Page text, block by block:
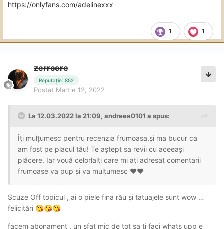
1 1
https://onlyfans.com/adelinexxx
zerrcore
Reputație: 852
Postat Martie 12, 2022
La 12.03.2022 la 21:09, andreea0101 a spus:
Îți mulțumesc pentru recenzia frumoasa,și ma bucur ca
am fost pe placul tău! Te aștept sa revii cu aceeași
plăcere. Iar vouă celorlalți care mi ați adresat comentarii
frumoase va pup și va mulțumesc ❤❤
Scuze Off topicul , ai o piele fina rău și tatuajele sunt wow …
felicitări 😘😘😘
facem abonament , un sfat mic de tot sa ți faci whats upp e